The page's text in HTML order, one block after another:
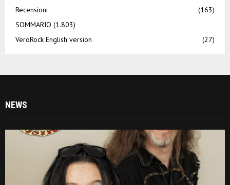
Recensioni
(163)
SOMMARIO (1.803)
VeroRock English version
(27)
NEWS